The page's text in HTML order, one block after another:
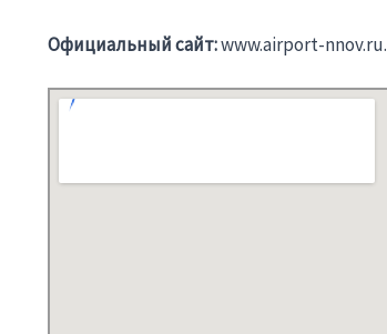
Официальный cайт:www.airport-nnov.ru.